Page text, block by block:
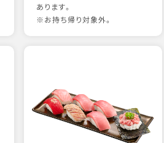
あります。
※お持ち帰り対象外。